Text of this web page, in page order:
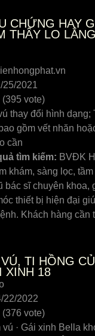
CHỨNG HAY
THẤY LO LẮNG
25/2021
(395 vote)
thay đổi hình dạng;
gồm vết nhăn
cần
tìm kiếm: BVĐK
khám, sàng lọc,
bác sĩ chuyên khoa,
thiết bị hiện đại
Khách hàng
TI HỒNG
XINH 18
22/2022
(376 vote)
vú · Gái xinh Bella